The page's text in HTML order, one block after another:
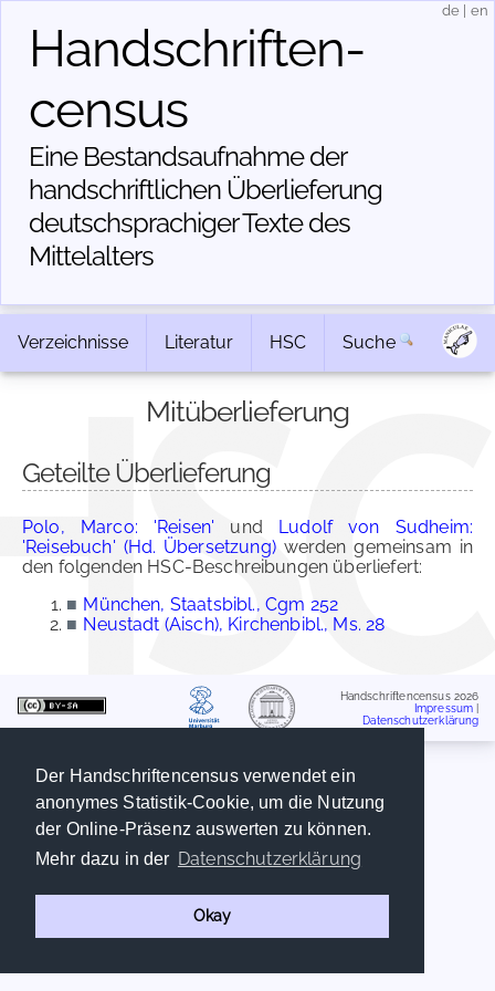
Der Handschriftencensus verwendet ein
anonymes Statistik-Cookie, um die Nutzung
der Online-Präsenz auswerten zu können.
Mehr dazu in der Datenschutzerklärung
Okay
Handschriften­
census
Eine Bestandsaufnahme der
handschriftlichen Über­lieferung
deutschsprachiger Texte des
Mittelalters
de en
Verzeichnisse Literatur HSC Suche
Mitüberlieferung
Geteilte Überlieferung
Polo, Marco: 'Reisen' und Ludolf von Sudheim:
'Reisebuch' (Hd. Übersetzung)werden gemeinsam in
den folgenden HSC-Beschreibungen überliefert:
■ München, Staatsbibl., Cgm 252
■ Neustadt (Aisch), Kirchenbibl., Ms. 28
Handschriftencensus 2026
Impressum
Datenschutzerklärung